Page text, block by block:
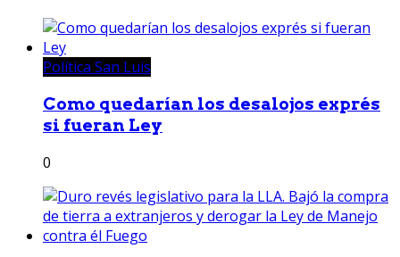
Política San Luis
Como quedarían los desalojos exprés
si fueran Ley
0